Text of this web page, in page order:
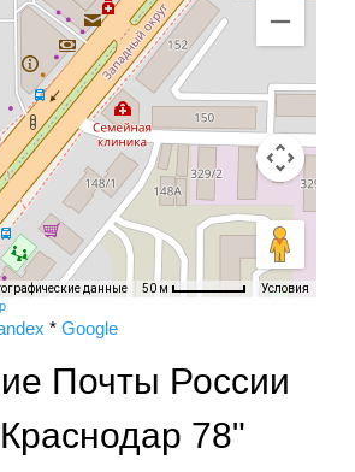
данные 50 м Условия
* Google
Почты России
78"